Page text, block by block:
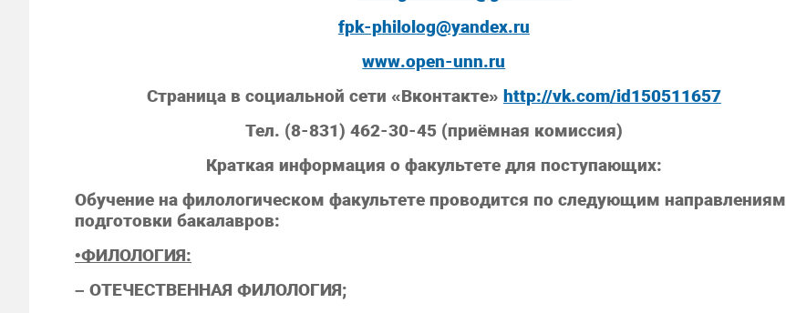
fpk-philolog@yandex.ru
www.open-unn.ru
Страница в социальной сети «Вконтакте» http://vk.com/id150511657
Тел. (8-831) 462-30-45 (приёмная комиссия)
Краткая информация о факультете для поступающих:
Обучение на филологическом факультете проводится по следующим направлениям
подготовки бакалавров:
•ФИЛОЛОГИЯ:
– ОТЕЧЕСТВЕННАЯ ФИЛОЛОГИЯ;